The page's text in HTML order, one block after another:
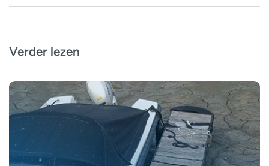
Verder lezen